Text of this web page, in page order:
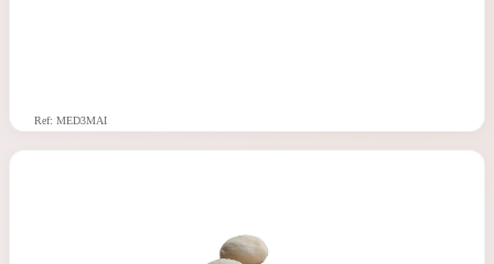
Ref: MED3MAI